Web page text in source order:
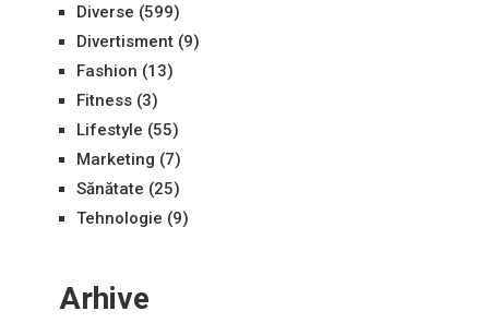
Diverse (599)
Divertisment(9)
Fashion (13)
Fitness(3)
Lifestyle (55)
Marketing (7)
Sănătate (25)
Tehnologie (9)
Arhive